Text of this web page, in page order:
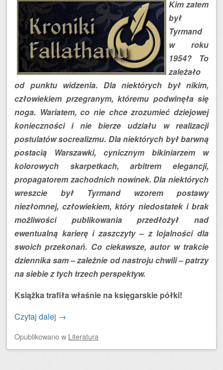
Kim zatem
był
Tyrmand
w roku
1954? To
zależało
od punktu widzenia. Dla niektórych był nikim,
człowiekiem przegranym, któremu podwinęła się
noga. Wariatem, co nie chce zrozumieć dziejowej
konieczności i nie bierze udziału w realizacji
postulatów socrealizmu. Dla niektórych był barwną
postacią Warszawki, cynicznym bikiniarzem w
kolorowych skarpetkach, arbitrem elegancji,
propagatorem zachodnich nowinek. Dla niektórych
wreszcie był Tyrmand wzorem postawy
niezłomnej, człowiekiem, który niedostatek i brak
możliwości publikowania przedłożył nad
ewentualną karierę i zaszczyty – z lojalności dla
swoich przekonań. Co ciekawsze, autor w trakcie
dziennika sam – zależnie od nastroju chwili – patrzy
na siebie z tych trzech perspektyw.
Książka trafiła właśnie na księgarskie półki!
Czytaj dalej →
Opublikowanow Literatura